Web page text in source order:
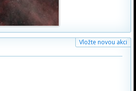
Vložte novou akci